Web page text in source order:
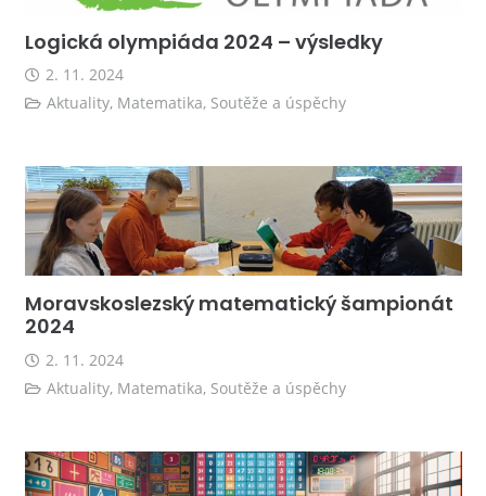
Logická olympiáda 2024 – výsledky
2. 11. 2024
Aktuality, Matematika, Soutěže a úspěchy
Moravskoslezský matematický šampionát
2024
2. 11. 2024
Aktuality, Matematika, Soutěže a úspěchy